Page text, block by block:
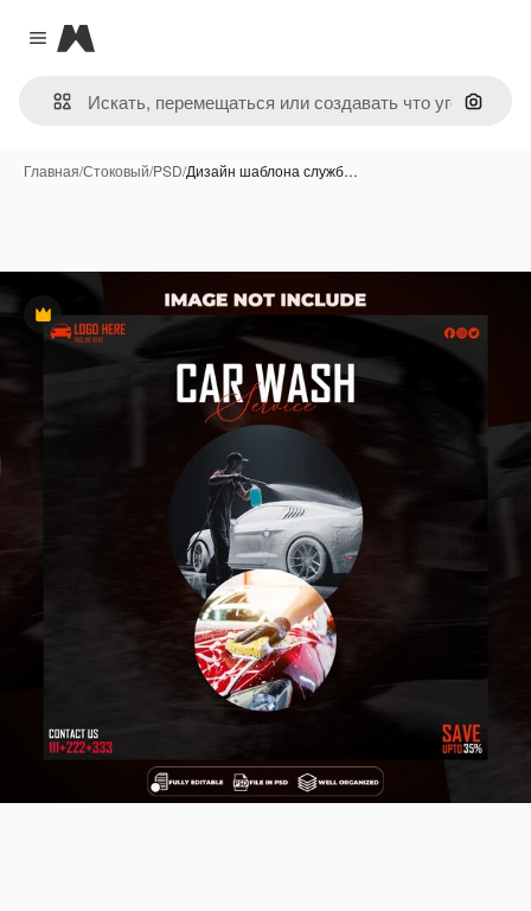
Close menu
Magnific
Поиск
Главная/Стоковый/PSD/Дизайн шаблона служб…
Премиум